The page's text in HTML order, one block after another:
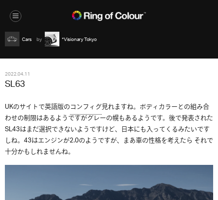
Cars *Visionary Tokyo
2022.04.11
SL63
UKのサイトで英語版のコンフィグ見れますね。ボディカラーとの組み合
わせの制限はあるようですがグレーの幌もあるようです。後で発表された
SL43はまだ選択できないようですけど、日本にも入ってくるみたいです
しね。43はエンジンが2.0のようですが、まあ車の性格を考えたら それで
十分かもしれませんね。